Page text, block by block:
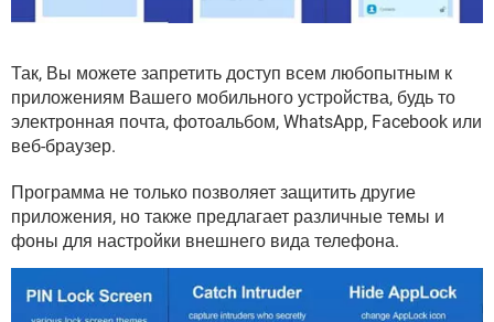
Так, Вы можете запретить доступ всем любопытным к
приложениям Вашего мобильного устройства, будь то
электронная почта, фотоальбом, WhatsApp, Facebook или
веб-браузер.
Программа не только позволяет защитить другие
приложения, но также предлагает различные темы и
фоны для настройки внешнего вида телефона.